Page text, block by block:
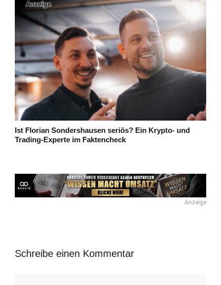
Ist Florian Sondershausen seriös? Ein Krypto- und
Trading-Experte im Faktencheck
Anzeige
Schreibe einen Kommentar